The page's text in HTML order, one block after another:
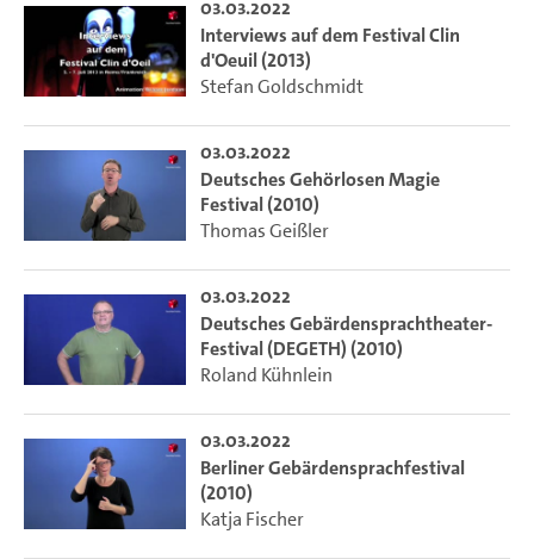
03.03.2022
Interviews auf dem Festival Clin
d'Oeuil (2013)
Stefan Goldschmidt
03.03.2022
Deutsches Gehörlosen Magie
Festival (2010)
Thomas Geißler
03.03.2022
Deutsches Gebärdensprachtheater-
Festival (DEGETH) (2010)
Roland Kühnlein
03.03.2022
Berliner Gebärdensprachfestival
(2010)
Katja Fischer